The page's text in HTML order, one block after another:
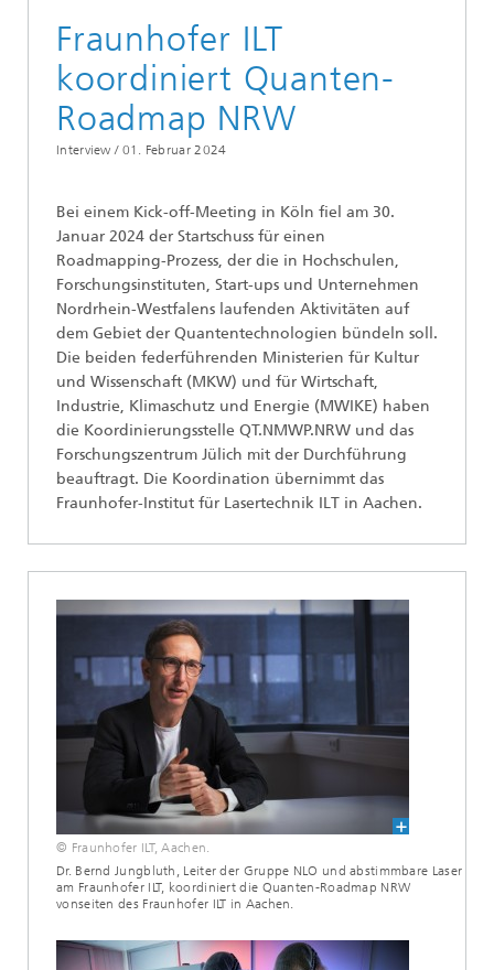
Fraunhofer ILT
koordiniert Quanten-
Roadmap NRW
Interview / 01. Februar 2024
Bei einem Kick-off-Meeting in Köln fiel am 30.
Januar 2024 der Startschuss für einen
Roadmapping-Prozess, der die in Hochschulen,
Forschungsinstituten, Start-ups und Unternehmen
Nordrhein-Westfalens laufenden Aktivitäten auf
dem Gebiet der Quantentechnologien bündeln soll.
Die beiden federführenden Ministerien für Kultur
und Wissenschaft (MKW) und für Wirtschaft,
Industrie, Klimaschutz und Energie (MWIKE) haben
die Koordinierungsstelle QT.NMWP.NRW und das
Forschungszentrum Jülich mit der Durchführung
beauftragt. Die Koordination übernimmt das
Fraunhofer-Institut für Lasertechnik ILT in Aachen.
© Fraunhofer ILT, Aachen.
Dr. Bernd Jungbluth, Leiter der Gruppe NLO und abstimmbare Laser
am Fraunhofer ILT, koordiniert die Quanten-Roadmap NRW
vonseiten des Fraunhofer ILT in Aachen.